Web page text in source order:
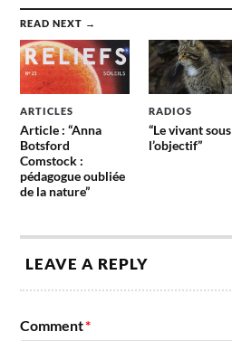
READ NEXT →
ARTICLES
Article : “Anna
Botsford
Comstock :
pédagogue oubliée
de la nature”
RADIOS
“Le vivant sous
l’objectif”
LEAVE A REPLY
Comment*